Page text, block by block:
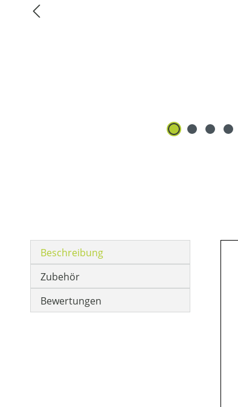
Beschreibung
Zubehör
Bewertungen